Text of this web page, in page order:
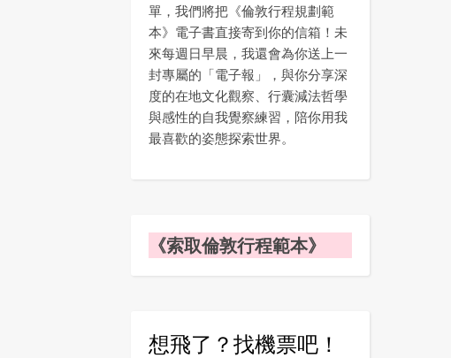
單，我們將把《倫敦行程規劃範
本》電子書直接寄到你的信箱！未
來每週日早晨，我還會為你送上一
封專屬的「電子報」，與你分享深
度的在地文化觀察、行囊減法哲學
與感性的自我覺察練習，陪你用我
最喜歡的姿態探索世界。
《索取倫敦行程範本》
想飛了？找機票吧！